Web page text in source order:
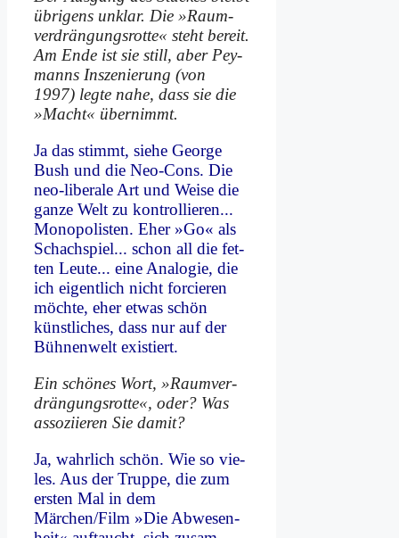
üb­ri­gens un­klar. Die »Raum­
ver­drän­gungs­rot­te« steht be­reit.
Am En­de ist sie still, aber Pey­
manns In­sze­nie­rung (von
1997) leg­te na­he, dass sie die
»Macht« über­nimmt.
Ja das stimmt, sie­he Ge­or­ge
Bush und die Neo-Cons. Die
neo-li­be­ra­le Art und Wei­se die
gan­ze Welt zu kon­trol­lie­ren...
Mo­no­po­li­sten. Eher »Go« als
Schach­spiel... schon all die fet­
ten Leu­te... ei­ne Ana­lo­gie, die
ich ei­gent­lich nicht for­cie­ren
möch­te, eher et­was schön
künst­li­ches, dass nur auf der
Büh­nen­welt exi­stiert.
Ein schö­nes Wort, »Raum­ver­
drän­gungs­rot­te«, oder? Was
as­so­zi­ie­ren Sie da­mit?
Ja, wahr­lich schön. Wie so vie­
les. Aus der Trup­pe, die zum
er­sten Mal in dem
Märchen/Film »Die Ab­we­sen­